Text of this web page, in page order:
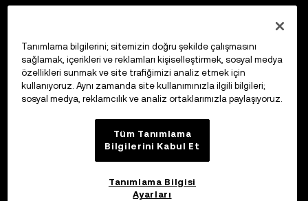
Tanımlama bilgilerini; sitemizin doğru şekilde çalışmasını
sağlamak, içerikleri ve reklamları kişiselleştirmek, sosyal medya
özellikleri sunmak ve site trafiğimizi analiz etmek için
kullanıyoruz. Aynı zamanda site kullanımınızla ilgili bilgileri;
sosyal medya, reklamcılık ve analiz ortaklarımızla paylaşıyoruz.
Tüm Tanımlama
Bilgilerini Kabul Et
Tanımlama Bilgisi
Ayarları